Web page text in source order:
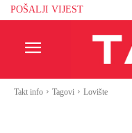
POŠALJI VIJEST
Takt info Tagovi Lovište